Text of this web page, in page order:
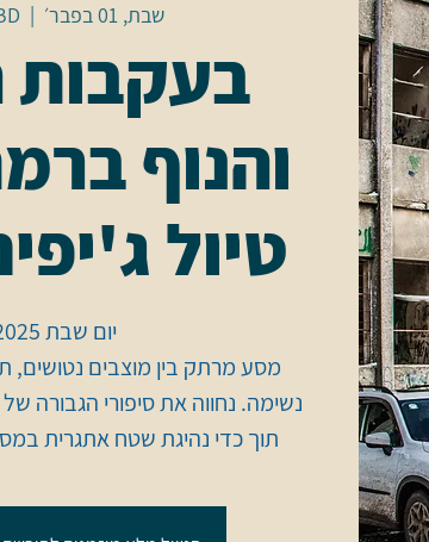
שבת, 01 בפבר׳
  |
בעקבות
והנוף
טיול
מסע מרתק בין מוצבים נטושים,
נשימה. נחווה את סיפורי הגבורה
תוך כדי נהיגת שטח אתגרית